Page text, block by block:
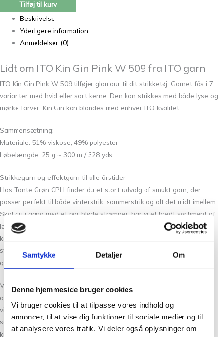
Samtykke Detaljer Om
Denne hjemmeside bruger cookies
Vi bruger cookies til at tilpasse vores indhold og
annoncer, til at vise dig funktioner til sociale medier og til
at analysere vores trafik. Vi deler også oplysninger om
Tilføj til kurv
Beskrivelse
Yderligere information
Anmeldelser (0)
Lidt om ITO Kin Gin Pink W 509 fra ITO garn
ITO Kin Gin Pink W 509 tilføjer glamour til dit strikketøj. Garnet fås i 7
varianter med hvid eller sort kerne. Den kan strikkes med både lyse og
mørke farver. Kin Gin kan blandes med enhver ITO kvalitet.
Sammensætning:
Materiale: 51% viskose, 49% polyester
Løbelængde: 25 g ~ 300 m / 328 yds
Strikkegarn og effektgarn til alle årstider
Hos Tante Grøn CPH finder du et stort udvalg af smukt garn, der
passer perfekt til både vinterstrik, sommerstrik og alt det midt imellem.
Skal du i gang med et par bløde strømper, har vi et bredt sortiment af
lækkert strømpegarn i mange farver og kvaliteter som silke, mohair,
kamgarn og Arwettas uldgarn. Vil du tilføje lidt ekstra spil til dit
strikketøj, kan du vælge effektgarn som
fra Filcolana med
glimmer.
Vi har desuden mange dejlige bomuldsgarner, der egner sig til baby-
og børnetøj, sommerstrik og interiørprojekter som håndklæder,
viskestykker og grydelapper. Derudover finder du uld- og hørgarner,
som er ideelle til en lun sweater, vest eller bluse – perfekt både til
kølige sommeraftener og kolde vinterdage.